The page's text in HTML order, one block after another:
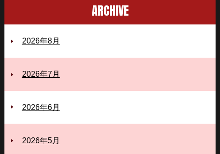
ARCHIVE
2026年8月
2026年7月
2026年6月
2026年5月